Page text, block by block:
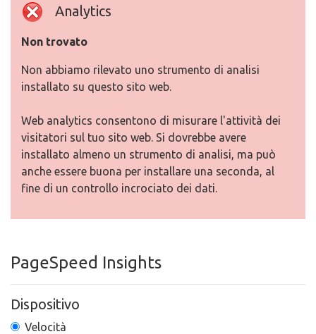
Analytics
Non trovato
Non abbiamo rilevato uno strumento di analisi
installato su questo sito web.
Web analytics consentono di misurare l'attività dei
visitatori sul tuo sito web. Si dovrebbe avere
installato almeno un strumento di analisi, ma può
anche essere buona per installare una seconda, al
fine di un controllo incrociato dei dati.
PageSpeed Insights
Dispositivo
Velocità